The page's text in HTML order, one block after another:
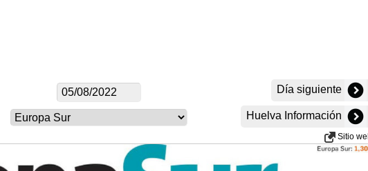
Día siguiente
Huelva Información
Sitio